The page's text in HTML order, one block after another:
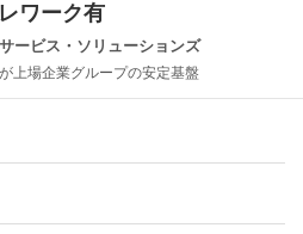
ワーク有
ービス・ソリューションズ
上場企業グループの安定基盤